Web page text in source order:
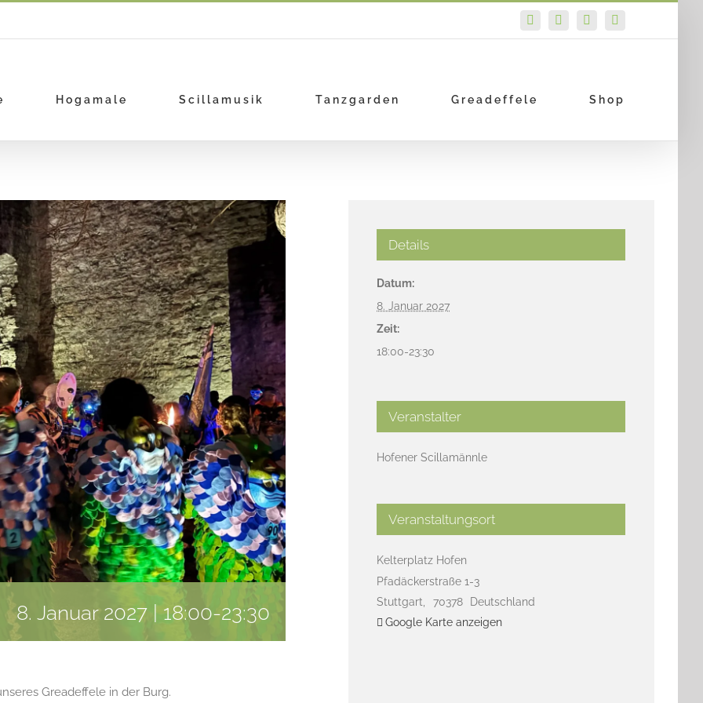
FacebookInstagram
E-
Mail
PayPal
Hogamale Scillamusik Tanzgarden Greadeffele Shop
8. Januar 2027 | 18:00-23:30
Greadeffele in der Burg.
Details
Datum:
8. Januar 2027
Zeit:
18:00-23:30
Veranstalter
Hofener Scillamännle
Veranstaltungsort
Kelterplatz Hofen
Pfadäckerstraße 1-3
Stuttgart
70378
Deutschland
Google Karte anzeigen